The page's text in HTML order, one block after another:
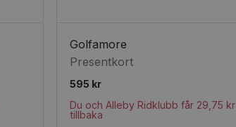
Golfamore
Presentkort
595 kr
Du och Alleby Ridklubb får 29,75 kr
tillbaka